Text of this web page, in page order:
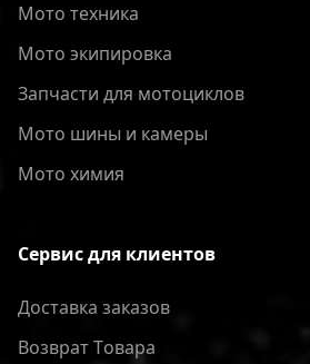
Мото техника
Мото экипировка
Запчасти для мотоциклов
Мото шины и камеры
Мото химия
Сервис для клиентов
Доставка заказов
Bозврат Tовара